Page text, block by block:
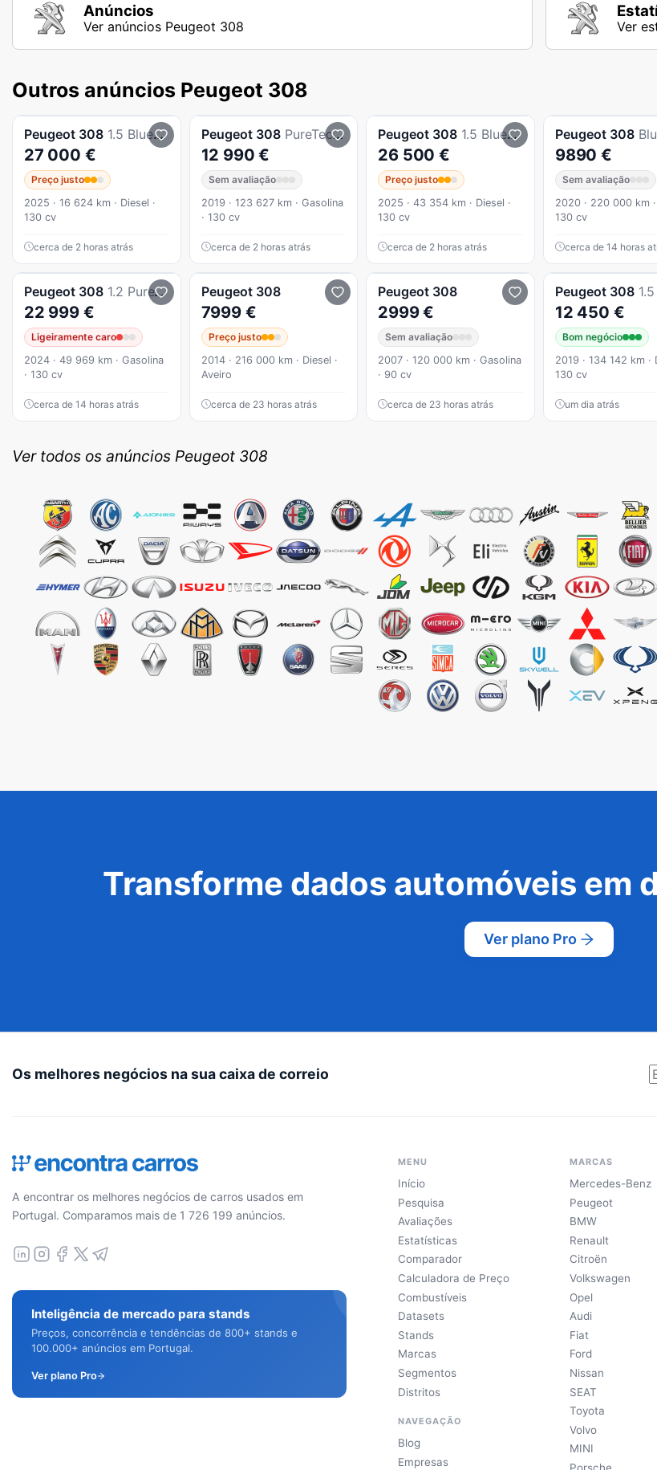
Anúncios
Ver anúncios Peugeot 308 Ver
Outros anúncios Peugeot 308
Peugeot 308 1.5 BlueHDi Style EAT8
27 000 €
Preço justo
2025 · 16 624 km · Diesel ·
130 cv
cerca de 2 horas atrás
Peugeot 308 PureTech 130 GPF EAT8 Stop & Start Tech Edition
12 990 €
Sem avaliação
2019 · 123 627 km · Gasolina
· 130 cv
cerca de 2 horas atrás
Peugeot 308 1.5 BlueHDi Style EAT8
26 500 €
Preço justo
2025 · 43 354 km · Diesel ·
130 cv
cerca de 2 horas atrás
Peugeot 308
9890 €
Sem avaliação
2020 · 220 000 km ·
130 cv
cerca de 14 horas
Peugeot 308 1.2 PureTech GT EAT8
22 999 €
Ligeiramente caro
2024 · 49 969 km · Gasolina
· 130 cv
cerca de 14 horas atrás
Peugeot 308
7999 €
Preço justo
2014 · 216 000 km · Diesel ·
Aveiro
cerca de 23 horas atrás
Peugeot 308
2999 €
Sem avaliação
2007 · 120 000 km · Gasolina
· 90 cv
cerca de 23 horas atrás
Peugeot 308 1.5
12 450 €
Bom negócio
2019 · 134 142 km ·
130 cv
um dia atrás
Ver todos os anúncios Peugeot 308
Transforme dados automóveis em
Ver plano Pro
Os melhores negócios na sua caixa de correio
A encontrar os melhores negócios de carros usados em
Portugal. Comparamos mais de 1 726 199 anúncios.
Inteligência de mercado para stands
Preços, concorrência e tendências de 800+ stands e
100.000+ anúncios em Portugal.
Ver plano Pro
MENU
Início
Pesquisa
Avaliações
Estatísticas
Comparador
Calculadora de Preço
Combustíveis
Datasets
Stands
Marcas
Segmentos
Distritos
NAVEGAÇÃO
Blog
Empresas
MARCAS
Mercedes-Benz
Peugeot
BMW
Renault
Citroën
Volkswagen
Opel
Audi
Fiat
Ford
Nissan
SEAT
Toyota
Volvo
MINI